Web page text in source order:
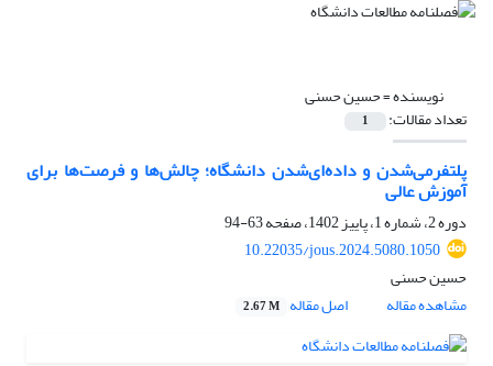
نویسنده =حسین حسنی
تعداد مقالات: 1
پلتفرمی‌شدن و داده‌ای‌شدن دانشگاه؛ چالش‌ها و فرصت‌ها برای
آموزش عالی
دوره 2، شماره 1، پاییز 1402، صفحه
63-94
10.22035/jous.2024.5080.1050
حسین حسنی
مشاهده مقاله
اصل مقاله 2.67 M